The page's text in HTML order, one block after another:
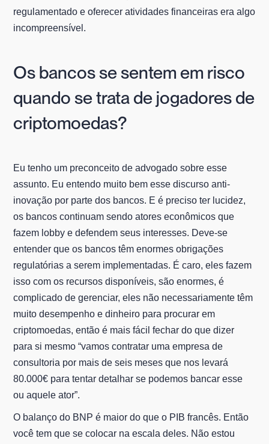
regulamentado e oferecer atividades financeiras era algo
incompreensível.
Os bancos se sentem em risco
quando se trata de jogadores de
criptomoedas?
Eu tenho um preconceito de advogado sobre esse
assunto. Eu entendo muito bem esse discurso anti-
inovação por parte dos bancos. E é preciso ter lucidez,
os bancos continuam sendo atores econômicos que
fazem lobby e defendem seus interesses. Deve-se
entender que os bancos têm enormes obrigações
regulatórias a serem implementadas. É caro, eles fazem
isso com os recursos disponíveis, são enormes, é
complicado de gerenciar, eles não necessariamente têm
muito desempenho e dinheiro para procurar em
criptomoedas, então é mais fácil fechar do que dizer
para si mesmo “vamos contratar uma empresa de
consultoria por mais de seis meses que nos levará
80.000€ para tentar detalhar se podemos bancar esse
ou aquele ator”.
O balanço do BNP é maior do que o PIB francês. Então
você tem que se colocar na escala deles. Não estou